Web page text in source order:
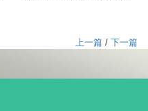
上一篇 / 下一篇